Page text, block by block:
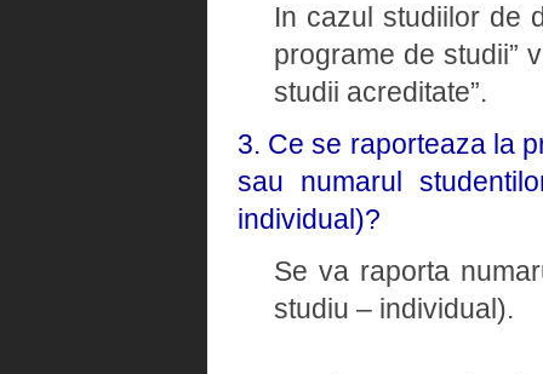
In cazul studiilor de
programe de studii”
studii acreditate”.
3. Ce se raporteaza la
sau numarul
individual)?
Se va raporta
studiu – individual).